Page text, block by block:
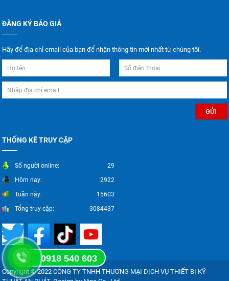
ĐĂNG KÝ BÁO GIÁ
Hãy để địa chỉ email của bạn để nhận thông tin mới nhất từ chúng tôi.
THỐNG KÊ TRUY CẬP
Số người online:
29
Hôm nay:
2922
Tuần này:
15603
Tổng truy cập:
3084437
Copyright © 2022 CÔNG TY TNHH THƯƠNG MẠI DỊCH VỤ THIẾT BỊ KỸ
0918 540 603